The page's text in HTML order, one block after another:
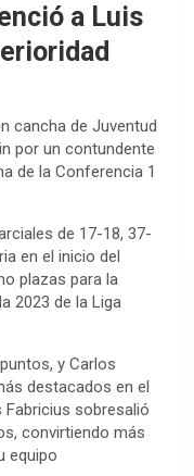
a Luis
cancha de Juventud
por un contundente
de la Conferencia 1
de 17-18, 37-
en el inicio del
plazas para la
2023 de la Liga
y Carlos
destacados en el
sobresalió
convirtiendo más
equipo